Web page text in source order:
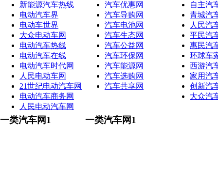
新能源汽车热线
电动汽车界
电动车世界
大众电动车网
电动汽车热线
电动汽车在线
电动汽车时代网
人民电动车网
21世纪电动汽车网
电动汽车商务网
人民电动汽车网
汽车优惠网
汽车导购网
汽车电池网
汽车生态网
汽车公益网
汽车环保网
汽车能源网
汽车选购网
汽车共享网
自主汽
青城汽
人民汽
平民汽
惠民汽
环球车
西游汽
家用汽
创新汽
大众汽
一类汽车网1 一类汽车网1